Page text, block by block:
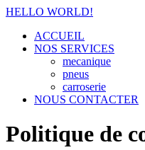
HELLO WORLD!
ACCUEIL
NOS SERVICES
mecanique
pneus
carroserie
NOUS CONTACTER
Politique de